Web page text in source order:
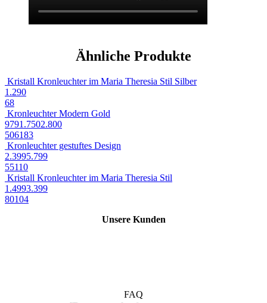
Ähnliche Produkte
Kristall Kronleuchter im Maria Theresia Stil Silber
1.290
68
Kronleuchter Modern Gold
9791.7502.800
506183
Kronleuchter gestuftes Design
2.3995.799
55110
Kristall Kronleuchter im Maria Theresia Stil
1.4993.399
80104
Unsere Kunden
FAQ